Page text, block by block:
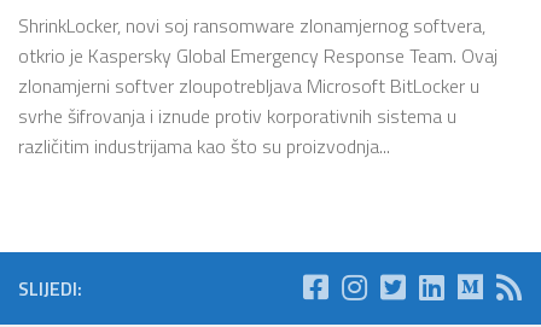
ShrinkLocker, novi soj ransomware zlonamjernog softvera,
otkrio je Kaspersky Global Emergency Response Team. Ovaj
zlonamjerni softver zloupotrebljava Microsoft BitLocker u
svrhe šifrovanja i iznude protiv korporativnih sistema u
različitim industrijama kao što su proizvodnja...
SLIJEDI: